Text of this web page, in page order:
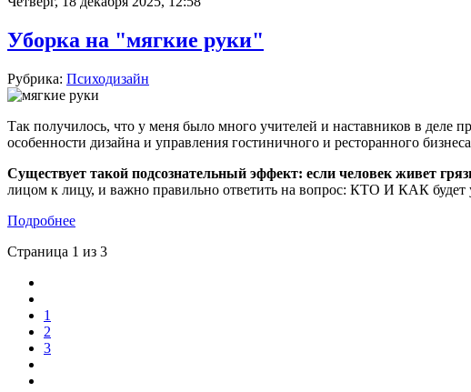
Уборка на "мягкие руки"
Рубрика: Психодизайн
Так получилось, что у меня было много учителей и наставников в деле
особенности дизайна и управления гостиничного и ресторанного
Существует такой подсознательный эффект: если человек живет
лицом к лицу, и важно правильно ответить на вопрос: КТО И КАК будет
Подробнее
Страница 1 из 3
1
2
3